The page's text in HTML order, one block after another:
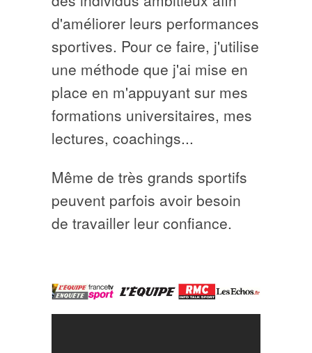
d'améliorer leurs performances
sportives. Pour ce faire, j'utilise
une méthode que j'ai mise en
place en m'appuyant sur mes
formations universitaires, mes
lectures, coachings...
Même de très grands sportifs
peuvent parfois avoir besoin
de travailler leur confiance.